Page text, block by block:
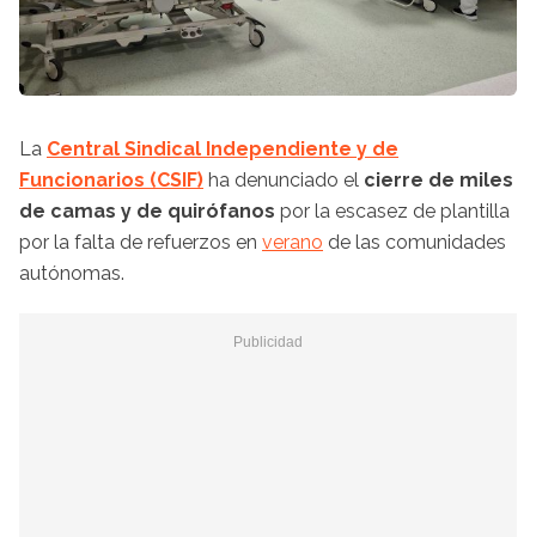
La Central Sindical Independiente y de
Funcionarios (CSIF) ha denunciado el cierre de miles
de camas y de quirófanos por la escasez de plantilla
por la falta de refuerzos en verano de las comunidades
autónomas.